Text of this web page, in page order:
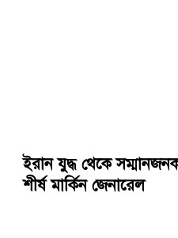
ইরান যুদ্ধ থেকে
শীর্ষ মার্কিন জেনারেল